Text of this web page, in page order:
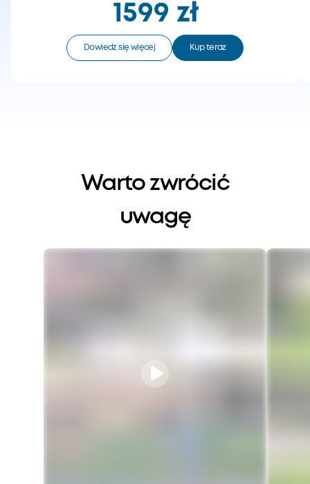
1599 zł
Dowiedz się więcej Kup teraz
Warto zwrócić
uwagę